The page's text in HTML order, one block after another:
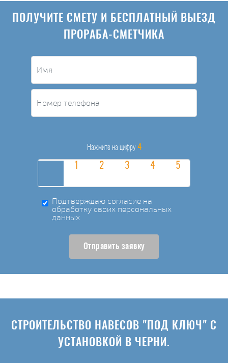
ПОЛУЧИТЕ СМЕТУ И БЕСПЛАТНЫЙ ВЫЕЗД
ПРОРАБА-СМЕТЧИКА
Нажмите на цифру 4
Подтверждаю согласие на
обработку своих персональных
данных
Отправить заявку
СТРОИТЕЛЬСТВО НАВЕСОВ "ПОД КЛЮЧ" С
УСТАНОВКОЙ В ЧЕРНИ.